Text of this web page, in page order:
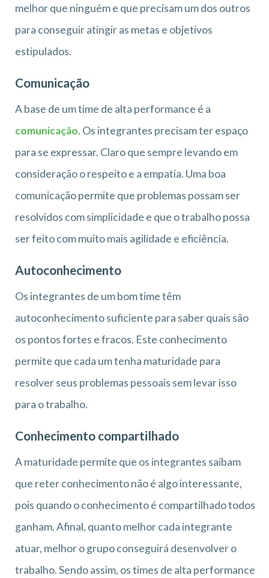
melhor que ninguém e que precisam um dos outros
para conseguir atingir as metas e objetivos
estipulados.
Comunicação
A base de um time de alta performance é a
comunicação. Os integrantes precisam ter espaço
para se expressar. Claro que sempre levando em
consideração o respeito e a empatia. Uma boa
comunicação permite que problemas possam ser
resolvidos com simplicidade e que o trabalho possa
ser feito com muito mais agilidade e eficiência.
Autoconhecimento
Os integrantes de um bom time têm
autoconhecimento suficiente para saber quais são
os pontos fortes e fracos. Este conhecimento
permite que cada um tenha maturidade para
resolver seus problemas pessoais sem levar isso
para o trabalho.
Conhecimento compartilhado
A maturidade permite que os integrantes saibam
que reter conhecimento não é algo interessante,
pois quando o conhecimento é compartilhado todos
ganham. Afinal, quanto melhor cada integrante
atuar, melhor o grupo conseguirá desenvolver o
trabalho. Sendo assim, os times de alta performance